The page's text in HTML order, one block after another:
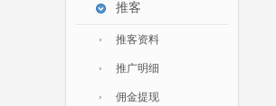
装饰配饰
礼品团购
户外营地
大堂用品
推客
推客资料
推广明细
佣金提现